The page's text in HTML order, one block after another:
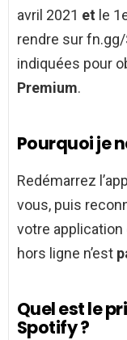
avril 2021 et le
rendre sur
indiquées pour
Premium.
Pourquoi je
Redémarrez
vous, puis
votre application
hors ligne n’est
Quel est le
Spotify ?